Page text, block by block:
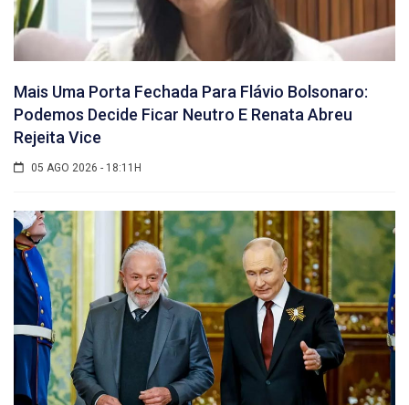
Mais Uma Porta Fechada Para Flávio Bolsonaro:
Podemos Decide Ficar Neutro E Renata Abreu
Rejeita Vice
05 AGO 2026 - 18:11H